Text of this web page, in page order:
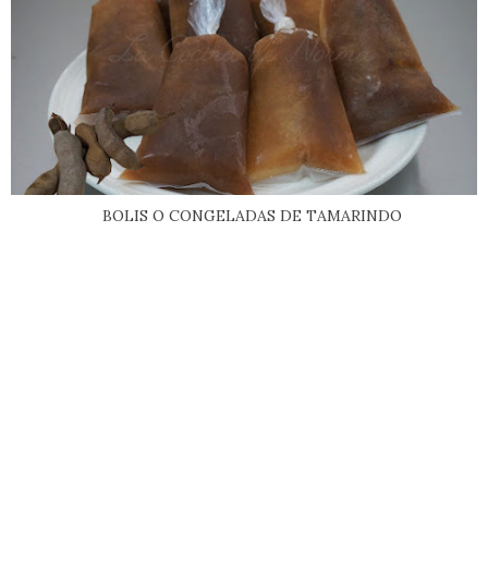
BOLIS O CONGELADAS DE TAMARINDO